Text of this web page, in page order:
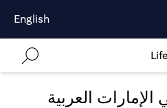
English
العربية